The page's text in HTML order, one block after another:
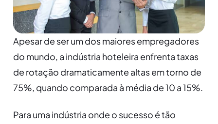
Apesar de ser um dos maiores empregadores
do mundo, a indústria hoteleira enfrenta taxas
de rotação dramaticamente altas em torno de
75%, quando comparada à média de 10 a 15%.
Para uma indústria onde o sucesso é tão